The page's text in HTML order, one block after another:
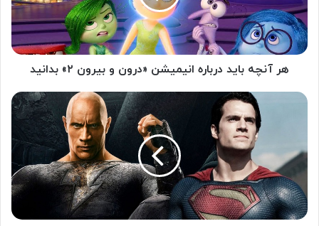
هر آنچه باید درباره‌ انیمیشن «درون و بیرون ۲» بدانید